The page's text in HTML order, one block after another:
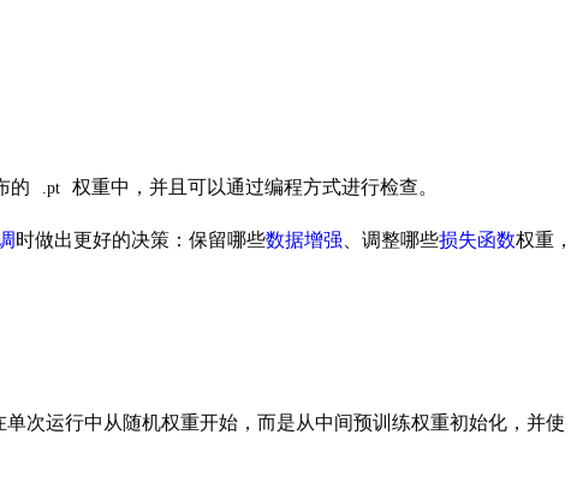
的 .pt 权重中，并且可以通过编程方式进行检查。
时做出更好的决策：保留哪些数据增强 、调整哪些损失函数权重，
单次运行中从随机权重开始，而是从中间预训练权重初始化，并使